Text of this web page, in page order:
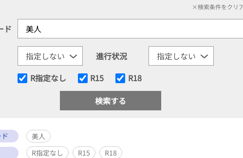
×検索条件をクリ
ド
進行状況
R指定なし R15 R18
美人
R指定なし R15 R18